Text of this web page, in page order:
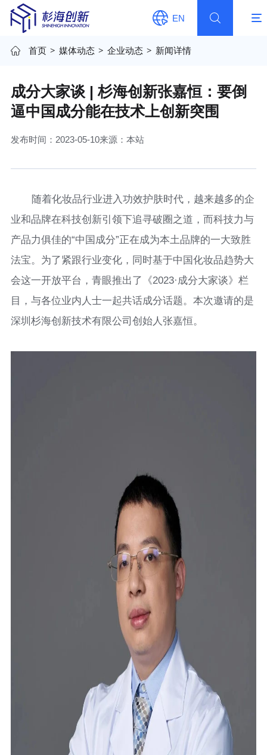
EN
首页 > 媒体动态 > 企业动态 > 新闻详情
成分大家谈 | 杉海创新张嘉恒：要倒
逼中国成分能在技术上创新突围
发布时间：2023-05-10来源：本站
随着化妆品行业进入功效护肤时代，越来越多的企
业和品牌在科技创新引领下追寻破圈之道，而科技力与
产品力俱佳的“中国成分”正在成为本土品牌的一大致胜
法宝。为了紧跟行业变化，同时基于中国化妆品趋势大
会这一开放平台，青眼推出了《2023·成分大家谈》栏
目，与各位业内人士一起共话成分话题。本次邀请的是
深圳杉海创新技术有限公司创始人张嘉恒。